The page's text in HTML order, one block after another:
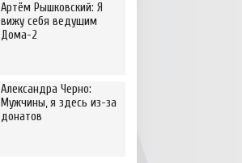
Артём Рышковский: Я
вижу себя ведущим
Дома-2
Александра Черно:
Мужчины, я здесь из-за
донатов